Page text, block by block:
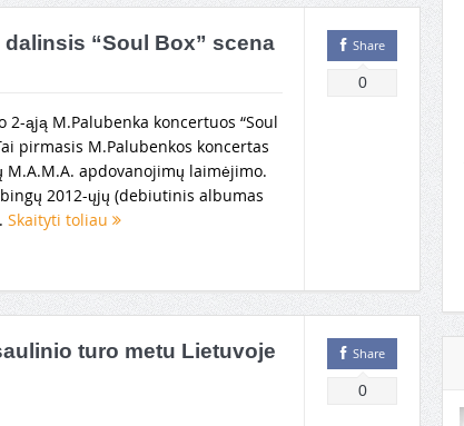
“Soul Box” scena
2-ąją M.Palubenka koncertuos “Soul
pirmasis M.Palubenkos koncertas
M.A.M.A. apdovanojimų laimėjimo.
2012-ųjų (debiutinis albumas
Skaityti toliau
Share
0
turo metu Lietuvoje
Share
0